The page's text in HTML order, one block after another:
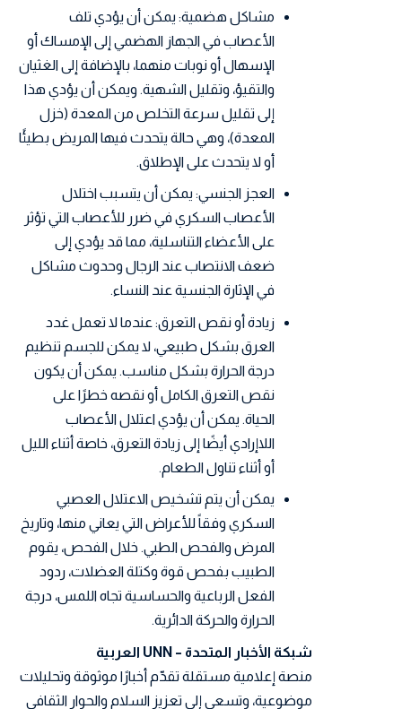
مشاكل هضمية: يمكن أن يؤدي تلف
الأعصاب في الجهاز الهضمي إلى الإمساك أو
الإسهال أو نوبات منهما، بالإضافة إلى الغثيان
والتقيؤ، وتقليل الشهية. ويمكن أن يؤدي هذا
إلى تقليل سرعة التخلص من المعدة (خزل
المعدة)، وهي حالة يتحدث فيها المريض بطيئًا
أو لا يتحدث على الإطلاق.
العجز الجنسي: يمكن أن يتسبب اختلال
الأعصاب السكري في ضرر للأعصاب التي تؤثر
على الأعضاء التناسلية، مما قد يؤدي إلى
ضعف الانتصاب عند الرجال وحدوث مشاكل
في الإثارة الجنسية عند النساء.
زيادة أو نقص التعرق: عندما لا تعمل غدد
العرق بشكل طبيعي، لا يمكن للجسم تنظيم
درجة الحرارة بشكل مناسب. يمكن أن يكون
نقص التعرق الكامل أو نقصه خطرًا على
الحياة. يمكن أن يؤدي اعتلال الأعصاب
اللاإرادي أيضًا إلى زيادة التعرق، خاصة أثناء الليل
أو أثناء تناول الطعام.
يمكن أن يتم تشخيص الاعتلال العصبي
السكري وفقاً للأعراض التي يعاني منها، وتاريخ
المرض والفحص الطبي. خلال الفحص، يقوم
الطبيب بفحص قوة وكتلة العضلات، ردود
الفعل الرباعية والحساسية تجاه اللمس، درجة
الحرارة والحركة الدائرية.
شبكة الأخبار المتحدة – UNN العربية
منصة إعلامية مستقلة تقدّم أخبارًا موثوقة وتحليلات
موضوعية، وتسعى إلى تعزيز السلام والحوار الثقافي